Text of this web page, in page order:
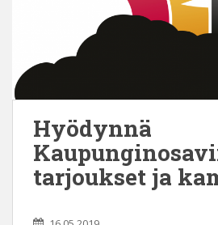
Hyödynnä
tarjoukset ja